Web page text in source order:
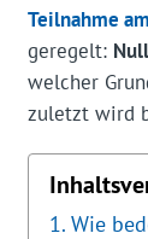
Teilnahme
geregelt:
welcher
zuletzt wird
Wie